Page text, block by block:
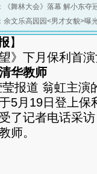
《舞林大会》落幕 解小东夺
余文乐高园园<男才女貌>曝
】
下月保利首演
华教师
道 翁虹主演
5月19日登上保
了记者电话采
师。